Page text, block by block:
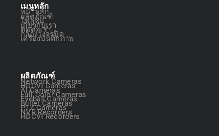
เมนูหลัก
หน้าหลัก
ผลิตภัณฑ์
โซลูชัน
เกี่ยวกับเรา
ติดต่อเรา
กล้องวงจรปิด
เครื่องบันทึกภาพ
ผลิตภัณฑ์
Network Cameras
HDCVI Cameras
AI Cameras
Full Color Cameras
Eyeball Cameras
Bullet Cameras
PTZ Cameras
NVR Recorders
HDCVI Recorders